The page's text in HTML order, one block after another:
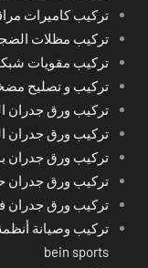
تركيب كاميرات
تركيب مظلات
تركيب مقويات
تركيب و تصليح
تركيب ورق جدران
تركيب ورق جدران
تركيب ورق
تركيب ورق جدران
تركيب ورق جدران
تركيب وصيانة
bein sports